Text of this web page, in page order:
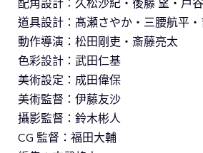
道具設計：髙瀬さやか・三腰航平
動作導演：松田剛吏・斎藤亮太
色彩設計：武田仁基
美術設定：成田偉保
美術監督：伊藤友沙
攝影監督：鈴木彬人
CG 監督：福田大輔